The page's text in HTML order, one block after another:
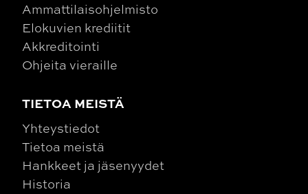
Ammattilaisohjelmisto
Elokuvien krediitit
Akkreditointi
Ohjeita vieraille
TIETOA MEISTÄ
Yhteystiedot
Tietoa meistä
Hankkeet ja jäsenyydet
Historia